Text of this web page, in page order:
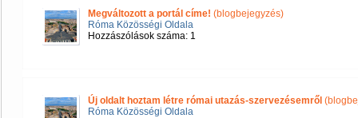
Megváltozott a portál címe! (blogbejegyzés)
Róma Közösségi Oldala
Hozzászólások száma: 1
Új oldalt hoztam létre római utazás-szervezésemről
Róma Közösségi Oldala